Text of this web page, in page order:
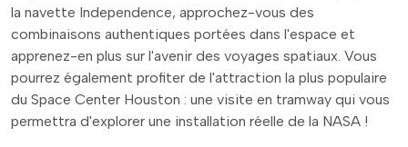
la navette Independence, approchez-vous des
combinaisons authentiques portées dans l'espace et
apprenez-en plus sur l'avenir des voyages spatiaux. Vous
pourrez également profiter de l'attraction la plus populaire
du Space Center Houston : une visite en tramway qui vous
permettra d'explorer une installation réelle de la NASA !